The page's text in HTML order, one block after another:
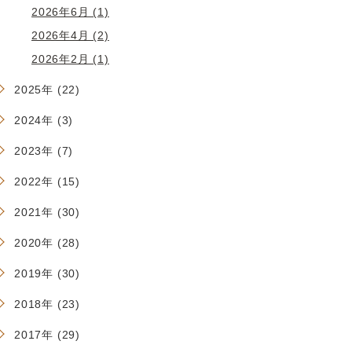
2026年6月 (1)
2026年4月 (2)
2026年2月 (1)
2025年 (22)
2024年 (3)
2023年 (7)
2022年 (15)
2021年 (30)
2020年 (28)
2019年 (30)
2018年 (23)
2017年 (29)